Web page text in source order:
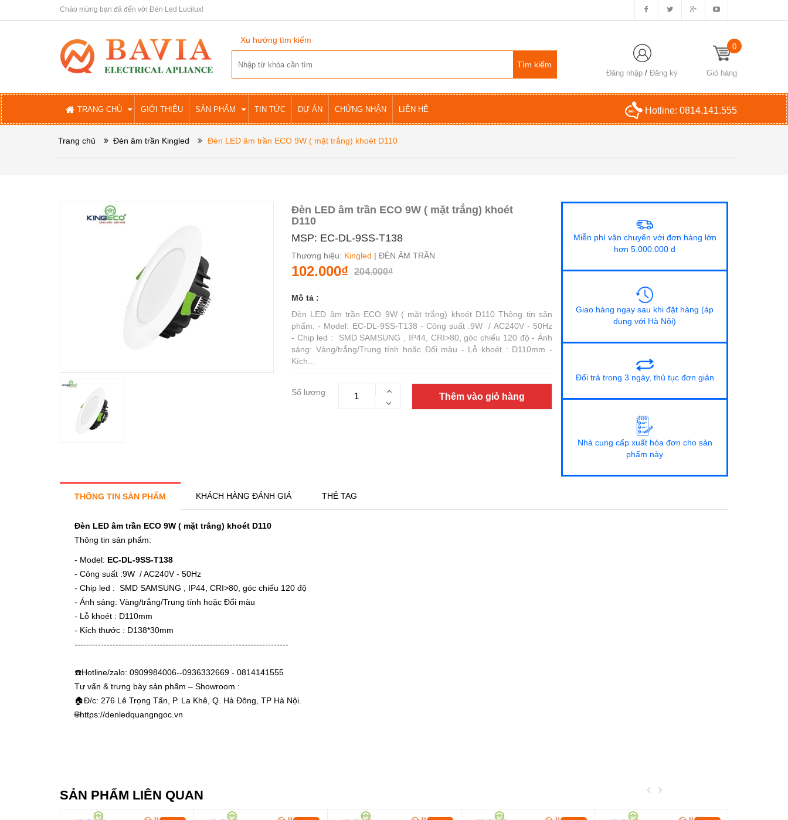
Chào mừng bạn đã đến với Đèn Led Lucilux!
Xu hướng tìm kiếm
Đăng nhập /Đăng ký Giỏ hàng
0
TRANG CHỦ GIỚI THIỆU SẢN PHẨM TIN TỨC DỰ ÁN CHỨNG NHẬN LIÊN HỆ Hotline: 0814.141.555
Trang chủ Đèn âm trần Kingled Đèn LED âm trần ECO 9W ( mặt trắng) khoét D110
Đèn LED âm trần ECO 9W ( mặt trắng) khoét
D110
MSP: EC-DL-9SS-T138
Thương hiệu: Kingled | ĐÈN ÂM TRẦN
102.000₫ 204.000₫
Mô tả :
Đèn LED âm trần ECO 9W ( mặt trắng) khoét D110 Thông tin sản
phẩm: - Model: EC-DL-9SS-T138 - Công suất :9W / AC240V - 50Hz
- Chip led : SMD SAMSUNG , IP44, CRI>80, góc chiếu 120 độ - Ánh
sáng: Vàng/trắng/Trung tính hoặc Đổi màu - Lỗ khoét : D110mm -
Kích...
Số lượng Thêm vào giỏ hàng
Miễn phí vận chuyển với đơn hàng lớn
hơn 5.000.000 đ
Giao hàng ngay sau khi đặt hàng (áp
dụng với Hà Nội)
Đổi trả trong 3 ngày, thủ tục đơn giản
Nhà cung cấp xuất hóa đơn cho sản
phẩm này
THÔNG TIN SẢN PHẨM KHÁCH HÀNG ĐÁNH GIÁ THẺ TAG
Đèn LED âm trần ECO 9W ( mặt trắng) khoét D110
Thông tin sản phẩm:
- Model: EC-DL-9SS-T138
- Công suất :9W / AC240V - 50Hz
- Chip led : SMD SAMSUNG , IP44, CRI>80, góc chiếu 120 độ
- Ánh sáng: Vàng/trắng/Trung tính hoặc Đổi màu
- Lỗ khoét : D110mm
- Kích thước : D138*30mm
-------------------------------------------------------------------------
☎️Hotline/zalo: 0909984006--0936332669 - 0814141555
Tư vấn & trưng bày sản phẩm – Showroom :
🏠Đ/c: 276 Lê Trọng Tấn, P. La Khê, Q. Hà Đông, TP Hà Nội.
🌐https://denledquangngoc.vn
SẢN PHẨM LIÊN QUAN